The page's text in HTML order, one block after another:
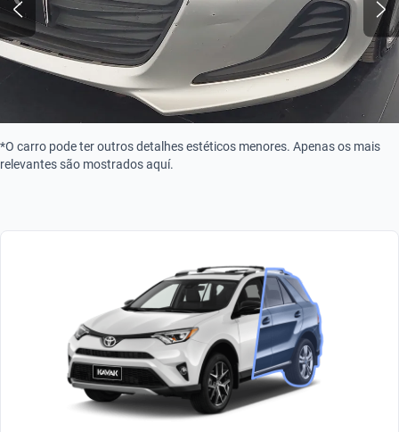
*O carro pode ter outros detalhes estéticos menores. Apenas os mais
relevantes são mostrados aquí.